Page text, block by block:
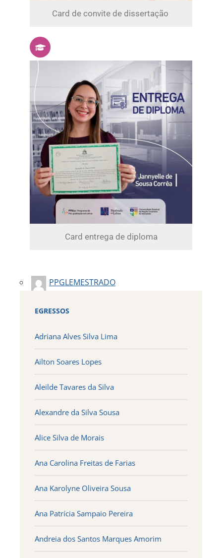
Card de convite de dissertação ​
Card entrega de diploma
PPGLEMESTRADO
EGRESSOS
Adriana Alves Silva Lima
Ailton Soares Lopes
Aleilde Tavares da Silva
Alexandre da Silva Sousa
Alice Silva de Morais
Ana Carolina Freitas de Farias
Ana Karolyne Oliveira Sousa
Ana Patrícia Sampaio Pereira
Andreia dos Santos Marques Amorim